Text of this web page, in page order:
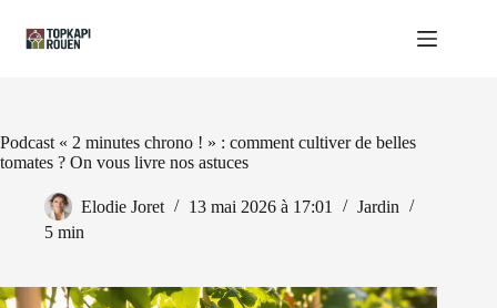
contenu
Podcast « 2 minutes chrono ! » : comment cultiver de belles
tomates ? On vous livre nos astuces
Elodie Joret 13 mai 2026 à 17:01
Jardin
5 min